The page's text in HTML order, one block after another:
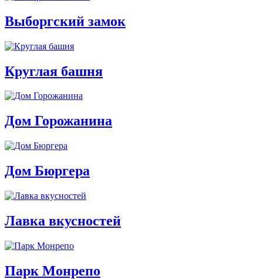
Выборгский замок
Круглая башня
Дом Горожанина
Дом Бюргера
Лавка вкусностей
Парк Монрепо